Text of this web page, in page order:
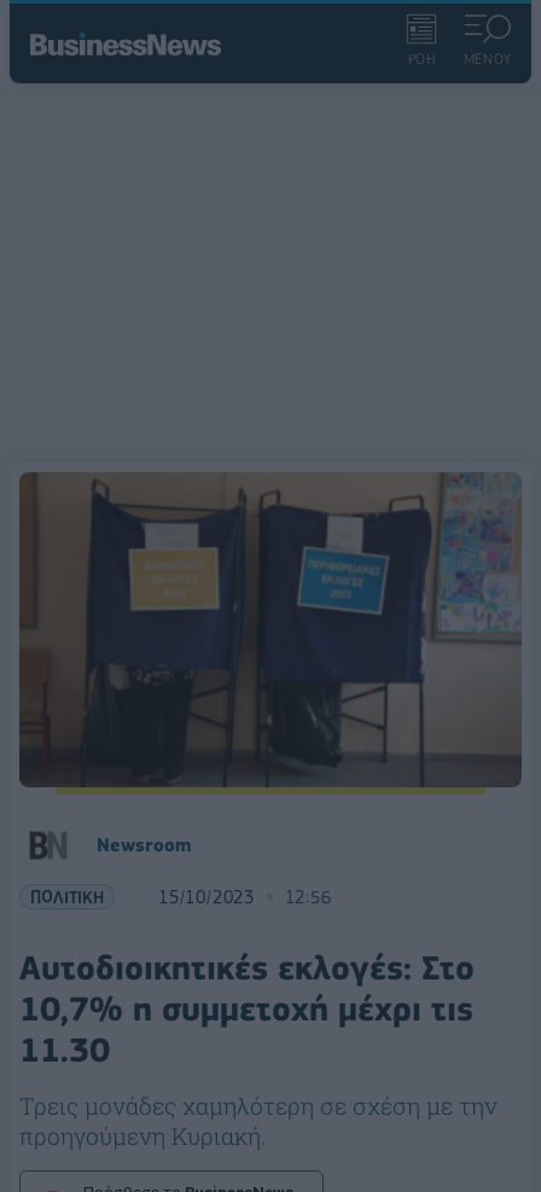
ΡΟΗ ΜΕΝΟΥ
Newsroom
ΠΟΛΙΤΙΚΗ 15/10/2023 12:56
Αυτοδιοικητικές εκλογές: Στο
10,7% η συμμετοχή μέχρι τις
11.30
Τρεις μονάδες χαμηλότερη σε σχέση με την
προηγούμενη Κυριακή.